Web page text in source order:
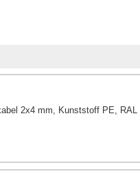
2x4 mm, Kunststoff PE, RAL